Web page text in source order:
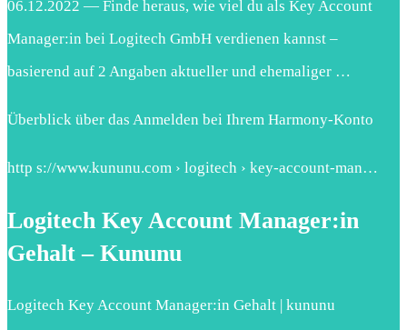
06.12.2022 — Finde heraus, wie viel du als Key Account
Manager:in bei Logitech GmbH verdienen kannst –
basierend auf 2 Angaben aktueller und ehemaliger …
Überblick über das Anmelden bei Ihrem Harmony-Konto
http s://www.kununu.com › logitech › key-account-man…
Logitech Key Account Manager:in
Gehalt – Kununu
Logitech Key Account Manager:in Gehalt | kununu